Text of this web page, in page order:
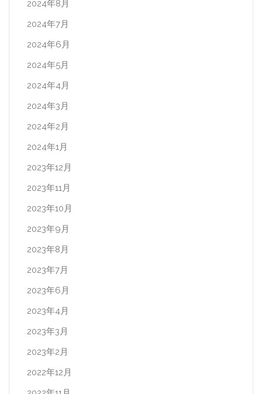
2024年8月
2024年7月
2024年6月
2024年5月
2024年4月
2024年3月
2024年2月
2024年1月
2023年12月
2023年11月
2023年10月
2023年9月
2023年8月
2023年7月
2023年6月
2023年4月
2023年3月
2023年2月
2022年12月